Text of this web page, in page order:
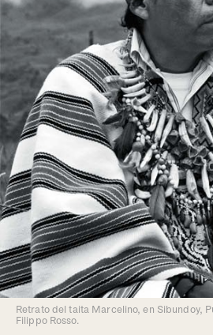
Retrato del taita Marcelino, en Sibundoy,
Filippo Rosso.